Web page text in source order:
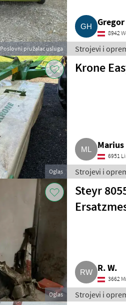
Poslovni pružalac usluga
8942
Strojevi i
Oglas
Krone
Marius
6951
Strojevi i
Oglas
Steyr
R. W.
3662
Strojevi i